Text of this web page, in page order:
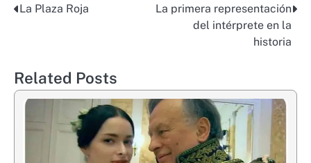
Post
La Plaza Roja
La primera representación
del intérprete en la
historia
Related Posts